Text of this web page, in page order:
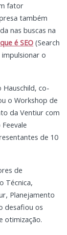
fator
também
nas buscas na
é SEO (Search
o
co-
o Workshop de
da Ventiur com
de 10
de
Técnica,
Planejamento
desafiou os
otimização.